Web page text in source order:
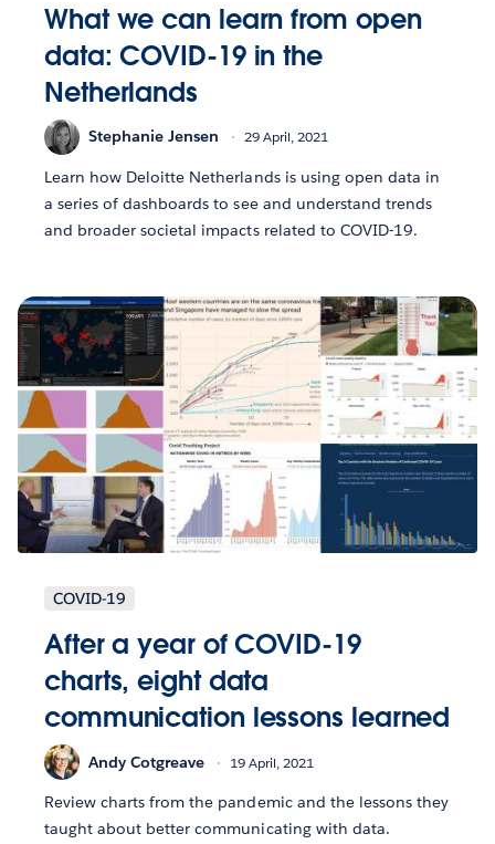
What we can learn from open
data: COVID-19 in the
Netherlands
Stephanie Jensen 29 April, 2021
Learn how Deloitte Netherlands is using open data in
a series of dashboards to see and understand trends
and broader societal impacts related to COVID-19.
COVID-19
After a year of COVID-19
charts, eight data
communication lessons learned
Andy Cotgreave 19 April, 2021
Review charts from the pandemic and the lessons they
taught about better communicating with data.